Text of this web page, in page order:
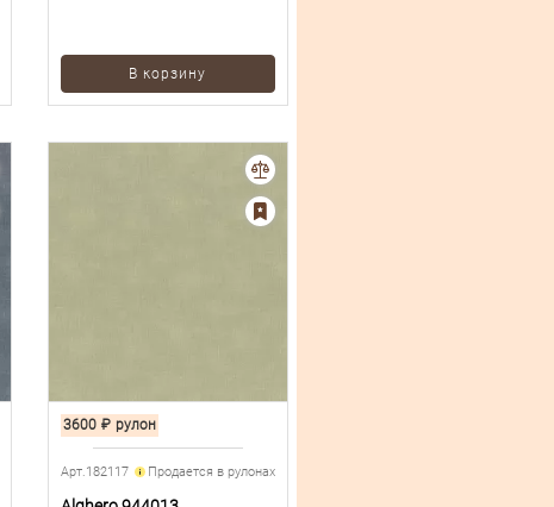
В корзину
3600 ₽ рулон
Арт.182117 Продается в рулонах